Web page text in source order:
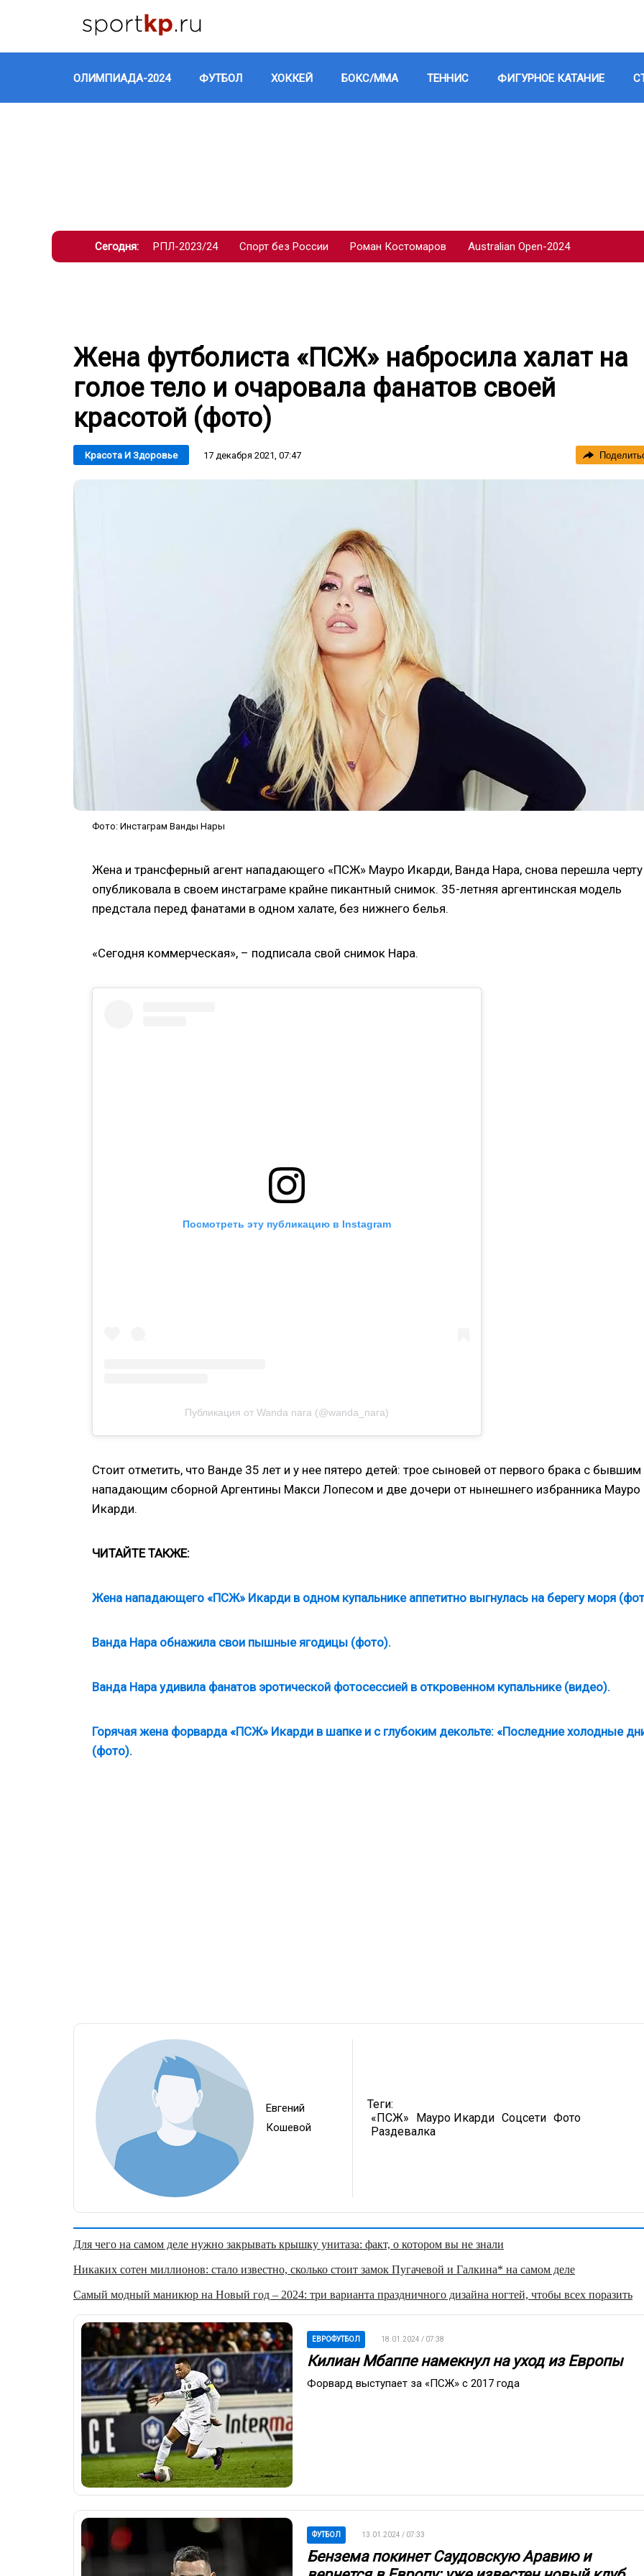
ОЛИМПИАДА-2024 ФУТБОЛ ХОККЕЙ БОКС/ММА ТЕННИС ФИГУРНОЕ КАТАНИЕ
Сегодня: РПЛ-2023/24 Спорт без России Роман Костомаров Australian Open-2024
Жена футболиста «ПСЖ» набросила халат на
голое тело и очаровала фанатов своей
красотой (фото)
Красота И Здоровье 17 декабря 2021, 07:47
Фото: Инстаграм Ванды Нары
Жена и трансферный агент нападающего «ПСЖ» Мауро Икарди, Ванда Нара, снова перешла
опубликовала в своем инстаграме крайне пикантный снимок. 35-летняя аргентинская модель
предстала перед фанатами в одном халате, без нижнего белья.
«Сегодня коммерческая», – подписала свой снимок Нара.
Посмотреть эту публикацию в Instagram
Публикация от Wanda nara (@wanda_nara)
Стоит отметить, что Ванде 35 лет и у нее пятеро детей: трое сыновей от первого брака с бывшим
нападающим сборной Аргентины Макси Лопесом и две дочери от нынешнего избранника Мауро
Икарди.
ЧИТАЙТЕ ТАКЖЕ:
Жена нападающего «ПСЖ» Икарди в одном купальнике аппетитно выгнулась на берегу моря
Ванда Нара обнажила свои пышные ягодицы (фото).
Ванда Нара удивила фанатов эротической фотосессией в откровенном купальнике (видео).
Горячая жена форварда «ПСЖ» Икарди в шапке и с глубоким декольте: «Последние холодные
(фото).
Евгений
Кошевой
Теги:
«ПСЖ»
Мауро Икарди Соцсети Фото
Раздевалка
Для чего на самом деле нужно закрывать крышку унитаза: факт, о котором вы не знали
Никаких сотен миллионов: стало известно, сколько стоит замок Пугачевой и Галкина* на самом деле
Самый модный маникюр на Новый год – 2024: три варианта праздничного дизайна ногтей, чтобы всех поразить
ЕВРОФУТБОЛ 18.01.2024 / 07:38
Килиан Мбаппе намекнул на уход из Европы
Форвард выступает за «ПСЖ» с 2017 года
ФУТБОЛ 13.01.2024 / 07:33
Бензема покинет Саудовскую Аравию и